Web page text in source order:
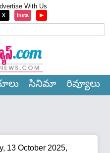
With Us
X Insta ▶
సినిమా రివ్యూలు
13 October 2025,